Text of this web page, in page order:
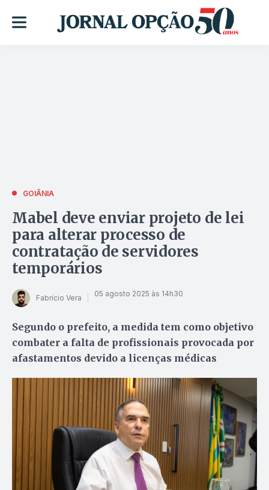
GOIÂNIA
Mabel deve enviar projeto de lei
para alterar processo de
contratação de servidores
temporários
Fabrício Vera 05 agosto 2025 às 14h30
Segundo o prefeito, a medida tem como objetivo
combater a falta de profissionais provocada por
afastamentos devido a licenças médicas